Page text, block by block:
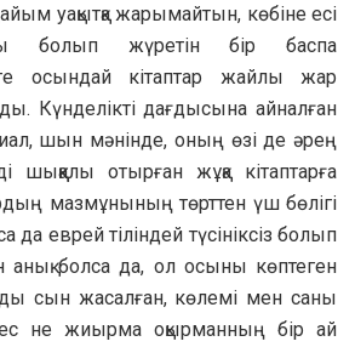
уақытқа жарымайтын, көбіне есі
болып жүретін бір баспа
осындай кітаптар жайлы жар
Күнделікті дағдысына айналған
шын мәнінде, оның өзі де әрең
шыққалы отырған жұқа кітаптарға
мазмұнының төрттен үш бөлігі
да еврей тіліндей түсініксіз болып
анық болса да, ол осыны көптеген
сын жасалған, көлемі мен саны
не жиырма оқырманның бір ай